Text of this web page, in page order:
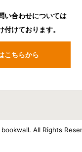
い合わせについては
付けております。
こちらから
All Rights